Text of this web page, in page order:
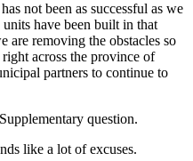
not been as successful as we
have been built in that
are removing the obstacles so
across the province of
partners to continue to
Supplementary question.
like a lot of excuses.